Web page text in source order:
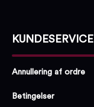
KUNDESERVICE
Annullering af ordre
Betingelser